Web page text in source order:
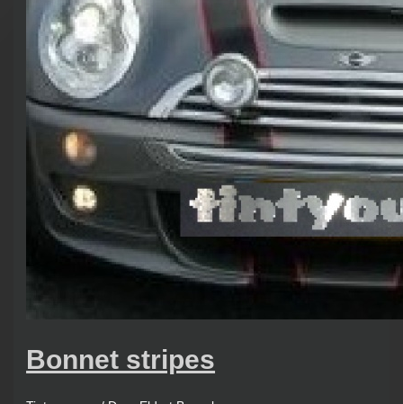
Bonnet stripes